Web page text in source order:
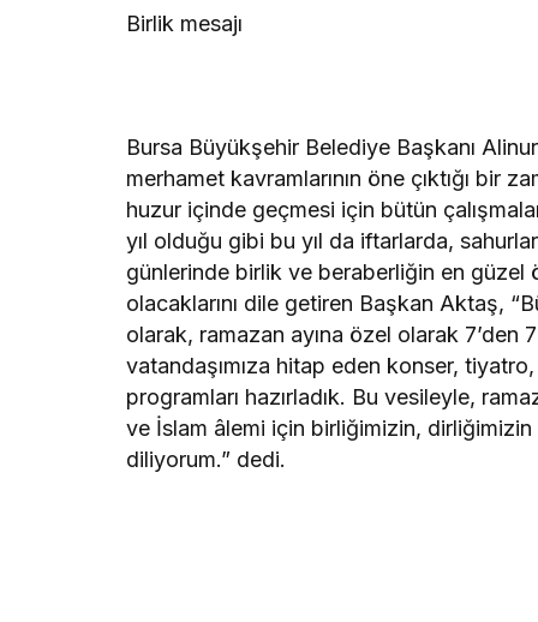
Birlik mesajı
Bursa Büyükşehir Belediye Başkanı
merhamet kavramlarının öne çıktığı bir
huzur içinde geçmesi için bütün
yıl olduğu gibi bu yıl da iftarlarda,
günlerinde birlik ve beraberliğin en güzel
olacaklarını dile getiren Başkan Aktaş,
olarak, ramazan ayına özel olarak 7’den
vatandaşımıza hitap eden konser,
programları hazırladık. Bu vesileyle,
ve İslam âlemi için birliğimizin, dirliğimizin
diliyorum.” dedi.